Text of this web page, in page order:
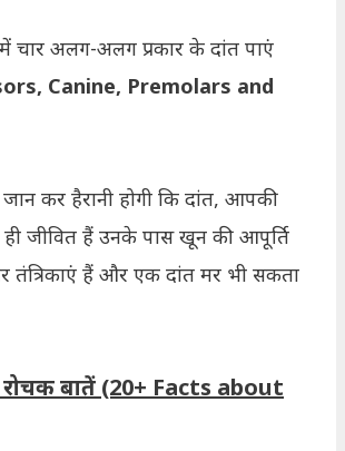
चार अलग-अलग प्रकार के दांत पाएं
Canine, Premolars and
कर हैरानी होगी कि दांत, आपकी
ही जीवित हैं उनके पास खून की आपूर्ति
तंत्रिकाएं हैं और एक दांत मर भी सकता
बातें (20+ Facts about